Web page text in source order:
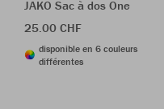
JAKO Sac à dos One
25.00 CHF
disponible en 6 couleurs
différentes